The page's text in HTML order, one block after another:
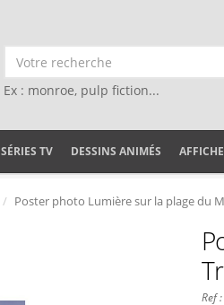
Ex : monroe, pulp fiction...
SÉRIES TV DESSINS ANIMÉS
Poster photo Lumière sur la plage du
Ref